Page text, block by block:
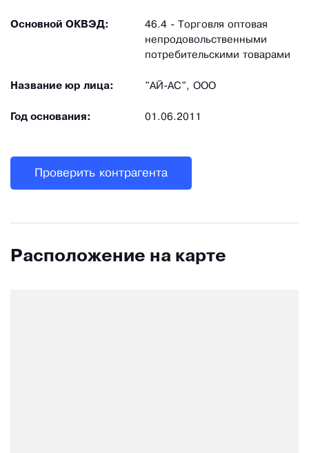
Основной ОКВЭД:
46.4 - Торговля оптовая
непродовольственными
потребительскими товарами
Название юр лица: "АЙ-АС", ООО
Год основания: 01.06.2011
Проверить контрагента
Расположение на карте